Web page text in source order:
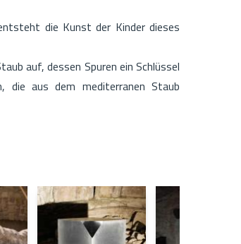
die Kunst der Kinder dieses
auf, dessen Spuren ein Schlüssel
die aus dem mediterranen Staub